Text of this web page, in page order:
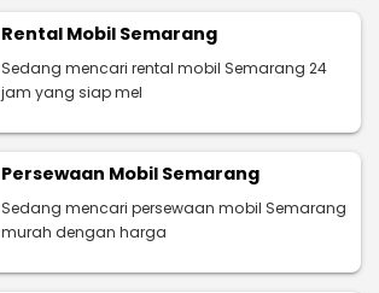
Rental Mobil Semarang
Sedang mencari rental mobil Semarang 24
jam yang siap mel
Persewaan Mobil Semarang
Sedang mencari persewaan mobil Semarang
murah dengan harga